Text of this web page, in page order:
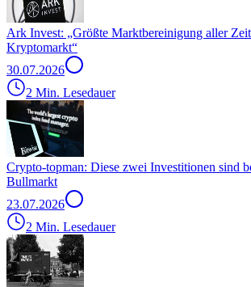
Ark Invest: „Größte Marktbereinigung aller
Kryptomarkt“
30.07.2026
2 Min. Lesedauer
Crypto-topman: Diese zwei Investitionen sind
Bullmarkt
23.07.2026
2 Min. Lesedauer